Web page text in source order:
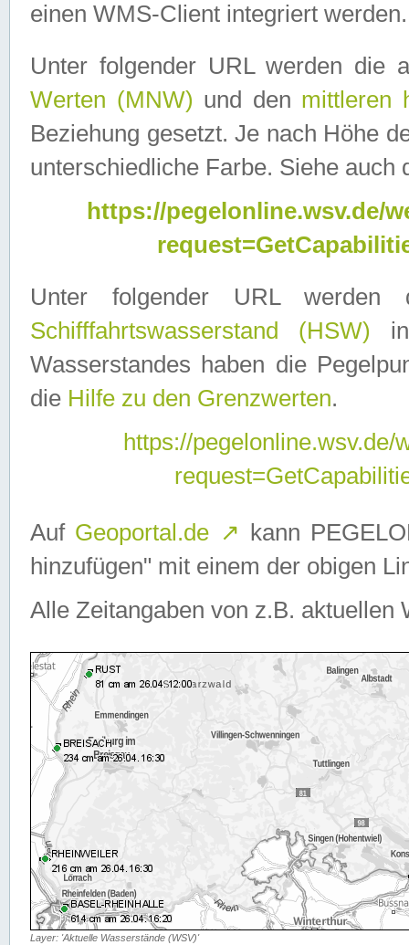
einen WMS-Client integriert werden.
Unter folgender URL werden die
Werten (MNW) und den mittleren
Beziehung gesetzt. Je nach Höhe
unterschiedliche Farbe. Siehe auch
https://pegelonline.wsv.de/
Unter folgender URL
Schifffahrtswasserstand (HSW)
Wasserstandes haben die
die Hilfe zu den Grenzwerten.
https://
Auf Geoportal.de ↗ kann
hinzufügen" mit einem der obigen
Alle Zeitangaben von z.B. aktuellen
Layer: 'Aktuelle Wasserstände (WSV)'